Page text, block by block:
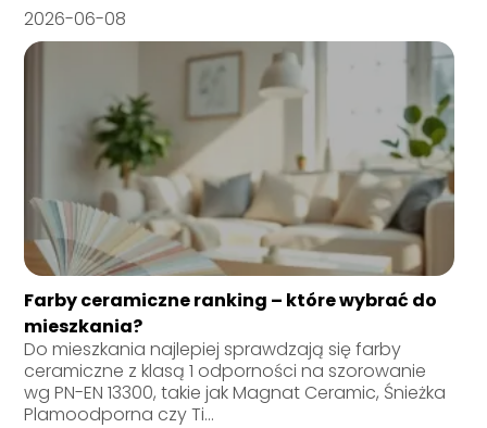
2026-06-08
Farby ceramiczne ranking – które wybrać do
mieszkania?
Do mieszkania najlepiej sprawdzają się farby
ceramiczne z klasą 1 odporności na szorowanie
wg PN-EN 13300, takie jak Magnat Ceramic, Śnieżka
Plamoodporna czy Ti...